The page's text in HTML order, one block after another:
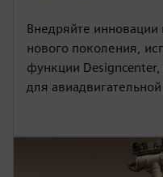
Внедряйте
нового поколения,
функции
для